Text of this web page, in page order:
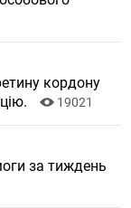
кордону
19021
за тиждень